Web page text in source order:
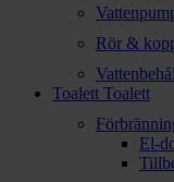
Rör &
Toalett Toalett
El-